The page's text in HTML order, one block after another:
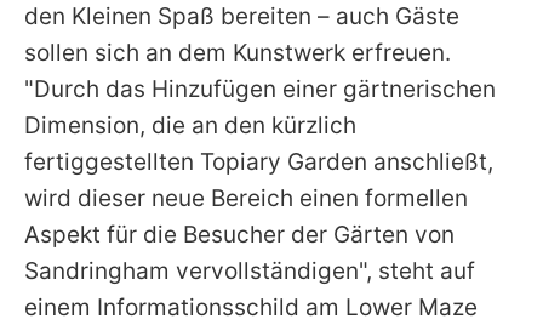
den Kleinen Spaß bereiten – auch Gäste
sollen sich an dem Kunstwerk erfreuen.
"Durch das Hinzufügen einer gärtnerischen
Dimension, die an den kürzlich
fertiggestellten Topiary Garden anschließt,
wird dieser neue Bereich einen formellen
Aspekt für die Besucher der Gärten von
Sandringham vervollständigen", steht auf
einem Informationsschild am Lower Maze